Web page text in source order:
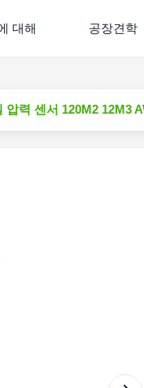
대해 공장견학
압력 센서 120M2 12M3